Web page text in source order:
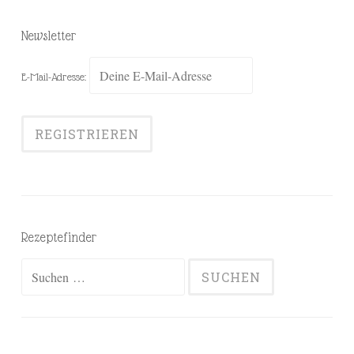
Newsletter
E-Mail-Adresse:
Rezeptefinder